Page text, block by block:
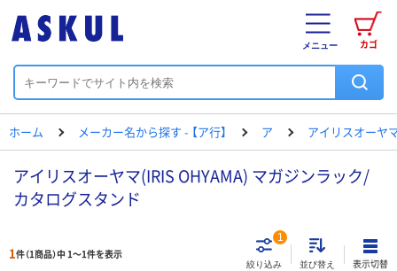
カゴ
メニュー
ホーム メーカー名から探す - 【ア行】 ア アイリスオーヤ
アイリスオーヤマ(IRIS OHYAMA) マガジンラック/
カタログスタンド
1件（1商品）中 1～1件を表示
絞り込み
1
並び替え 表示切替